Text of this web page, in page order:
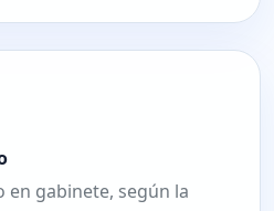
en gabinete, según la